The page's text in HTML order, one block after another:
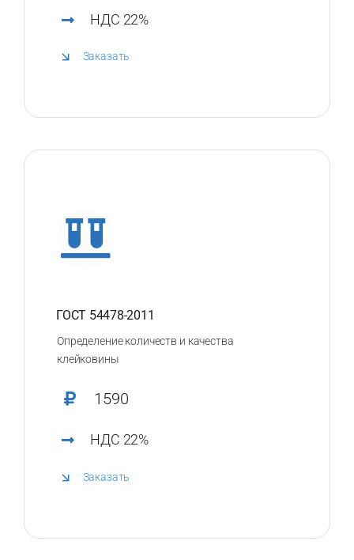
НДС 22%
Заказать
ГОСТ 54478-2011
Определение количеств и качества
клейковины
1590
НДС 22%
Заказать